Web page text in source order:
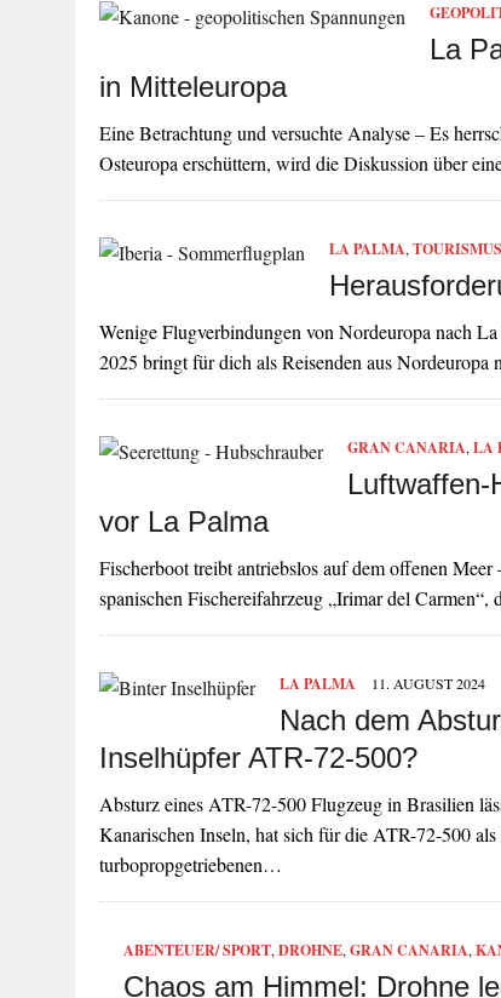
La
in Mitteleuropa
Eine Betrachtung und versuchte Analyse – Es
Osteuropa erschüttern, wird die Diskussion über
LA PALMA, TOURISMUS
Wenige Flugverbindungen von Nordeuropa nach
2025 bringt für dich als Reisenden aus
GRAN CANARIA, LA
Luftwaffen-
vor La Palma
Fischerboot treibt antriebslos auf dem offenen
spanischen Fischereifahrzeug „Irimar del
LA PALMA 11. AUGUST 2024
Nach dem
Inselhüpfer ATR-72-500?
Absturz eines ATR-72-500 Flugzeug in Brasilien
Kanarischen Inseln, hat sich für die ATR-72-500
turbopropgetriebenen…
ABENTEUER/ SPORT, DROHNE, GRAN CANARIA,
Chaos am Himmel: Drohne